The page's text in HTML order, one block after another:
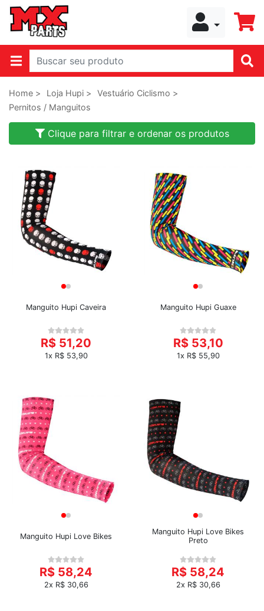
Home > Loja Hupi >
Vestuário Ciclismo >
Pernitos / Manguitos
Clique para filtrar e ordenar os produtos
Manguito Hupi Caveira
R$ 51,20
1x R$ 53,90
Manguito Hupi Guaxe
R$ 53,10
1x R$ 55,90
Manguito Hupi Love Bikes
R$ 58,24
2x R$ 30,66
Manguito Hupi Love Bikes
Preto
R$ 58,24
2x R$ 30,66